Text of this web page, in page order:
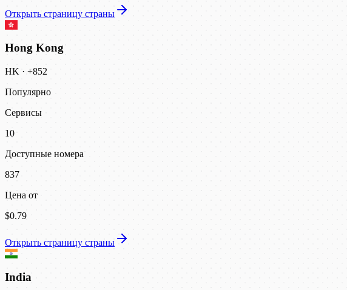
Открыть страницу страны
Hong Kong
HK · +852
Популярно
Сервисы
10
Доступные номера
837
Цена от
$0.79
Открыть страницу страны
India